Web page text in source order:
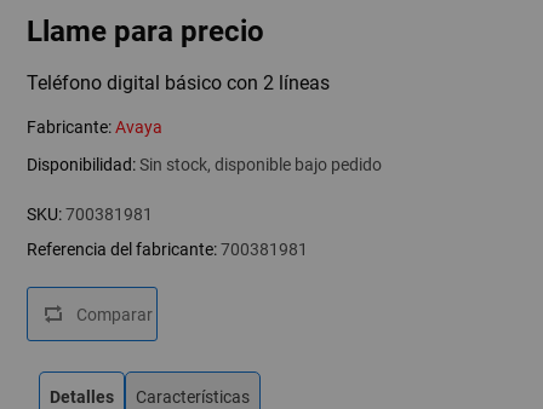
Llame para precio
Teléfono digital básico con 2 líneas
Fabricante: Avaya
Disponibilidad: Sin stock, disponible bajo pedido
SKU: 700381981
Referencia del fabricante: 700381981
Detalles Características